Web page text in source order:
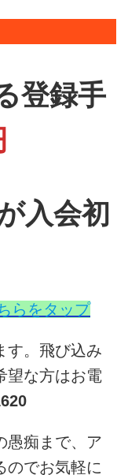
登録手
入会初
らをタップ
す。飛び込み
望な方はお電
愚痴まで、ア
のでお気軽に